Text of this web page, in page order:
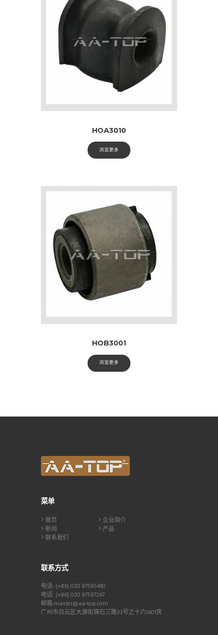
HOA3010
浏览更多
HOB3001
浏览更多
菜单
首页
企业简介
新闻
产品
联系我们
联系方式
电话: (+86) 020 87585490
电话: (+86) 020 87587267
邮箱:master@aa-top.com
广州市白云区大源街锦石三路33号之十六1601房